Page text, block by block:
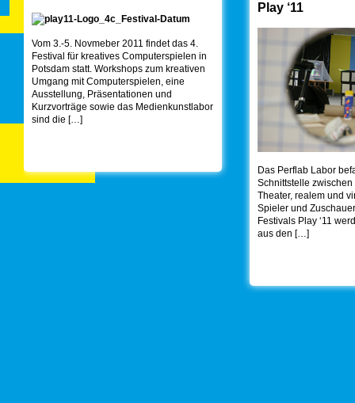
Vom 3.-5. Novmeber 2011 findet das 4.
Festival für kreatives Computerspielen in
Potsdam statt. Workshops zum kreativen
Umgang mit Computerspielen, eine
Ausstellung, Präsentationen und
Kurzvorträge sowie das Medienkunstlabor
sind die […]
Play ‘11
Das Perflab Labor
Schnittstelle
Theater, realem und
Spieler und
Festivals Play ‘11
aus den […]